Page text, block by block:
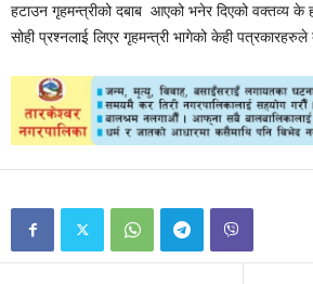
हटाउन गृहमन्त्रीको दबाब आएको भनेर दिएको वक्तव्य के
सोही प्रश्नलाई लिएर गृहमन्त्री भागेको केही पत्रकारहरुले